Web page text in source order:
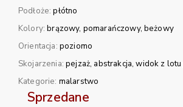
Podłoże:płótno
Kolory:brązowy pomarańczowy beżowy
Orientacja: poziomo
Skojarzenia:pejzaż abstrakcja widok z lotu
Kategorie: malarstwo
Sprzedane